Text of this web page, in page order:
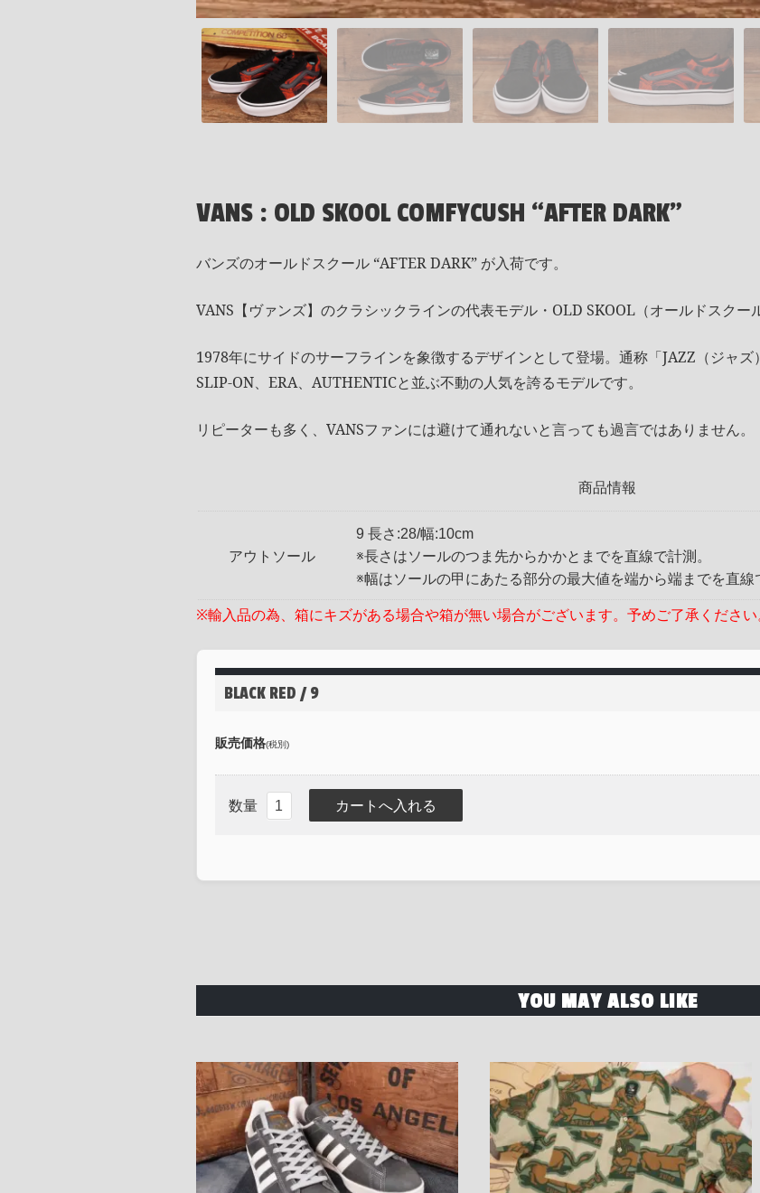
VANS : OLD SKOOL COMFYCUSH “AFTER DARK”
バンズのオールドスクール “AFTER DARK” が入荷です。
VANS【ヴァンズ】のクラシックラインの代表モデル・OLD SKOOL（オールドスクール
1978年にサイドのサーフラインを象徴するデザインとして登場。通称「JAZZ（ジャズ
SLIP-ON、ERA、AUTHENTICと並ぶ不動の人気を誇るモデルです。
リピーターも多く、VANSファンには避けて通れないと言っても過言ではありません。
商品情報
アウトソール
9 長さ:28/幅:10cm
※長さはソールのつま先からかかとまでを直線で計測。
※幅はソールの甲にあたる部分の最大値を端から端までを直線
※輸入品の為、箱にキズがある場合や箱が無い場合がございます。予めご了承ください
BLACK RED / 9
販売価格(税別)
数量
YOU MAY ALSO LIKE